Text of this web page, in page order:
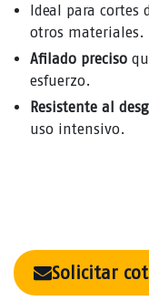
Ideal para cortes
otros materiales.
Afilado preciso
esfuerzo.
Resistente al
uso intensivo.
Solicitar